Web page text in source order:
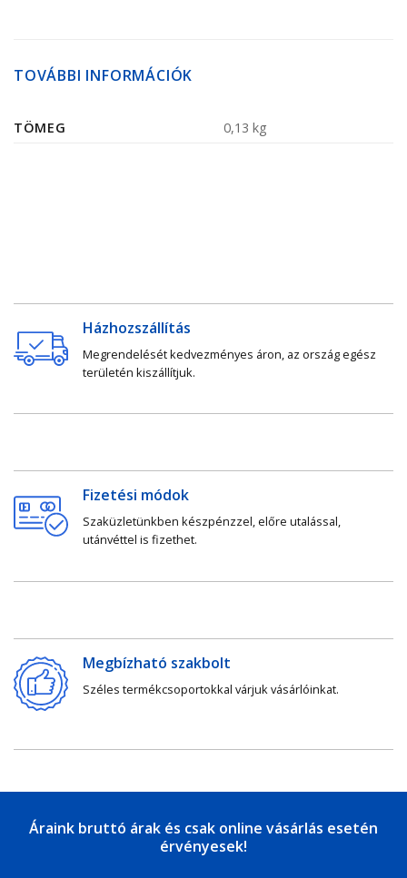
TOVÁBBI INFORMÁCIÓK
TÖMEG 0,13 kg
Házhozszállítás
Megrendelését kedvezményes áron, az ország egész
területén kiszállítjuk.
Fizetési módok
Szaküzletünkben készpénzzel, előre utalással,
utánvéttel is fizethet.
Megbízható szakbolt
Széles termékcsoportokkal várjuk vásárlóinkat.
Áraink bruttó árak és csak online vásárlás esetén
érvényesek!